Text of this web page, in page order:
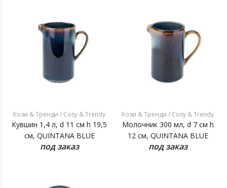
Кози & Тренди / Cosy & Trendy
Кувшин 1,4 л, d 11 см h 19,5
см, QUINTANA BLUE
под заказ
Кози & Тренди / Cosy & Trendy
Молочник 300 мл, d 7 см h
12 см, QUINTANA BLUE
под заказ